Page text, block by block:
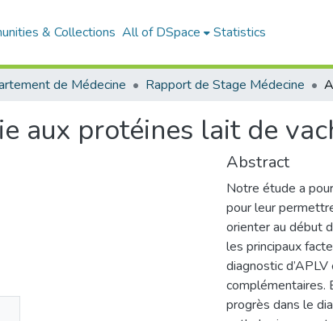
& Collections All of DSpace Statistics
de Médecine Rapport de Stage Médecine
aux protéines lait de
Abstract
Notre étude a
pour leur
orienter au début
les principaux
diagnostic
complémentaires.
progrès dans le